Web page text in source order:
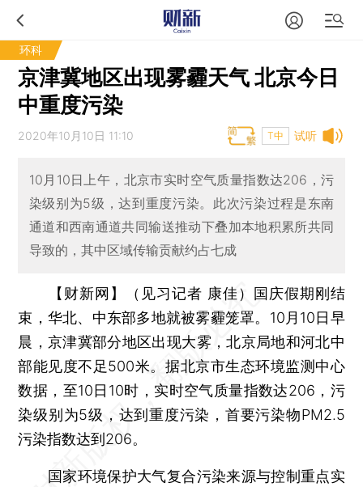
环科
京津冀地区出现雾霾天气 北京今日
中重度污染
试听
2020年10月10日 11:10 T中
10月10日上午，北京市实时空气质量指数达206，污
染级别为5级，达到重度污染。此次污染过程是东南
通道和西南通道共同输送推动下叠加本地积累所共同
导致的，其中区域传输贡献约占七成
【财新网】（见习记者 康佳）
国庆假期刚结
束，华北、中东部多地就被雾霾笼罩。10月10日早
晨，京津冀部分地区出现大雾，北京局地和河北中
部能见度不足500米。据北京市生态环境监测中心
数据，至10日10时，实时空气质量指数达206，污
染级别为5级，达到重度污染，首要污染物PM2.5
污染指数达到206。
国家环境保护大气复合污染来源与控制重点实